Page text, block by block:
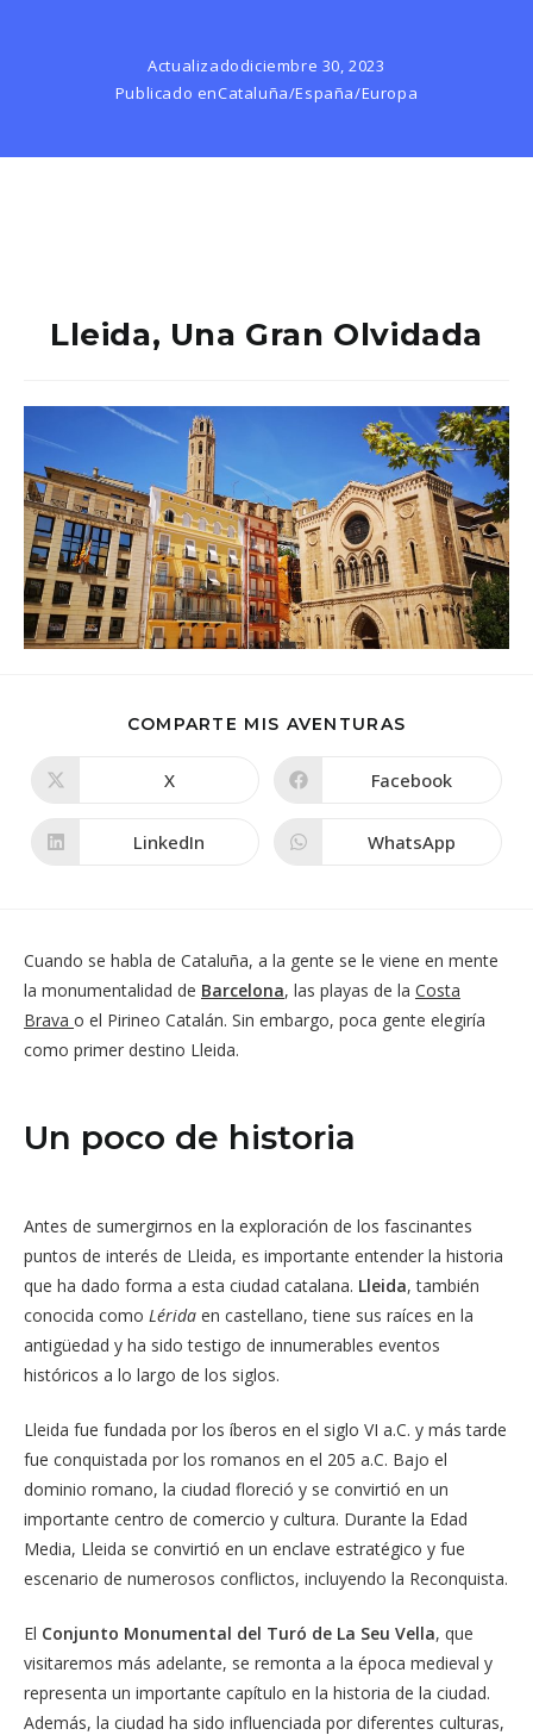
Actualizadodiciembre 30, 2023
Publicado enCataluña/España/Europa
Lleida, Una Gran Olvidada
COMPARTE MIS AVENTURAS
CONTENIDO
una
nueva
X Se
una
nueva
Facebook
Se
LinkedIn Se
WhatsApp
Cuando se habla de Cataluña, a la gente se le viene en mente
la monumentalidad de Barcelona, las playas de la Costa
Brava o el Pirineo Catalán. Sin embargo, poca gente elegiría
como primer destino Lleida.
Un poco de historia
Antes de sumergirnos en la exploración de los fascinantes
puntos de interés de Lleida, es importante entender la historia
que ha dado forma a esta ciudad catalana. Lleida, también
conocida como Lérida en castellano, tiene sus raíces en la
antigüedad y ha sido testigo de innumerables eventos
históricos a lo largo de los siglos.
Lleida fue fundada por los íberos en el siglo VI a.C. y más tarde
fue conquistada por los romanos en el 205 a.C. Bajo el
dominio romano, la ciudad floreció y se convirtió en un
importante centro de comercio y cultura. Durante la Edad
Media, Lleida se convirtió en un enclave estratégico y fue
escenario de numerosos conflictos, incluyendo la Reconquista.
El Conjunto Monumental del Turó de La Seu Vella, que
visitaremos más adelante, se remonta a la época medieval y
representa un importante capítulo en la historia de la ciudad.
Además, la ciudad ha sido influenciada por diferentes culturas,